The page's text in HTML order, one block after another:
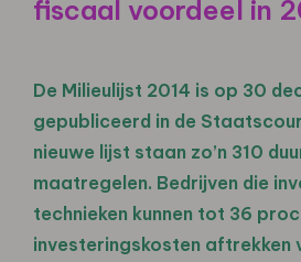
fiscaal voordeel in
De Milieulijst 2014 is op 30
gepubliceerd in de
nieuwe lijst staan zo’n 310
maatregelen. Bedrijven die
technieken kunnen tot 36
investeringskosten aftrekken